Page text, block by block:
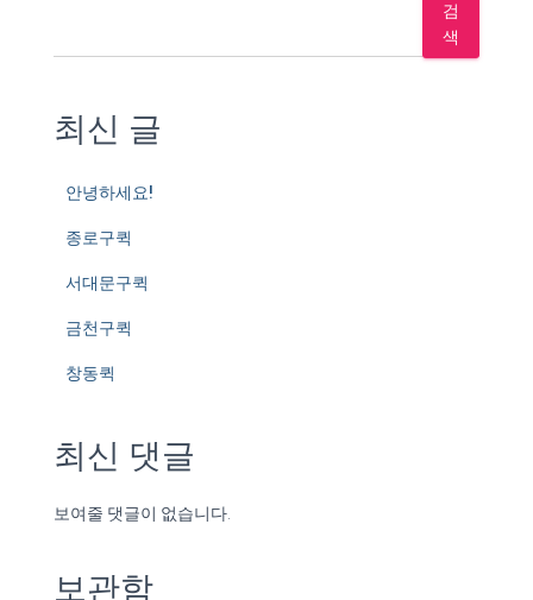
검
색
최신 글
안녕하세요!
종로구퀵
서대문구퀵
금천구퀵
창동퀵
최신 댓글
보여줄 댓글이 없습니다.
보관함